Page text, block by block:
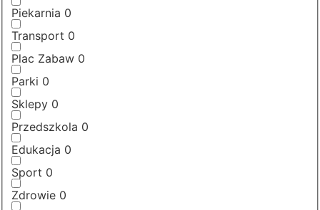
Piekarnia 0
Transport 0
Plac Zabaw 0
Parki 0
Sklepy 0
Przedszkola 0
Edukacja 0
Sport 0
Zdrowie 0